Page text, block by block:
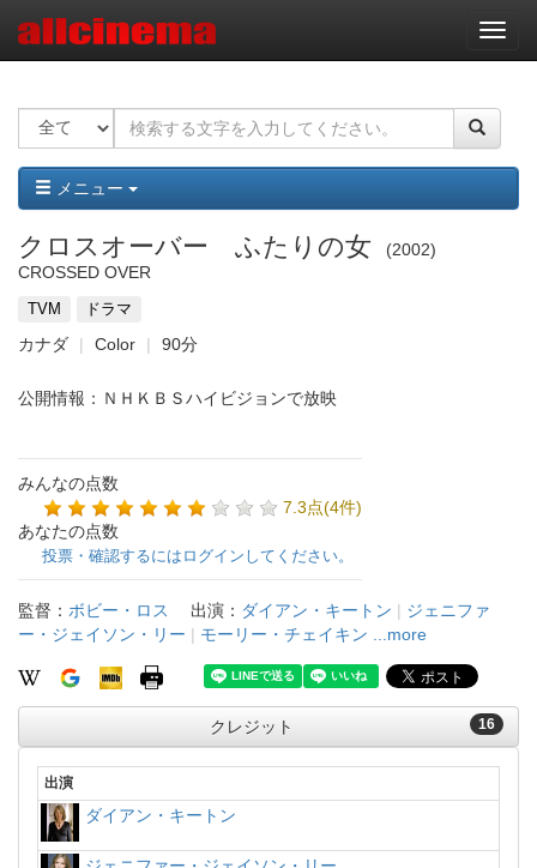
ナ
ビ
ー
ョ
ン
メニュー
クロスオーバー ふたりの女
2002
CROSSED OVER
TVM ドラマ
カナダ Color 90分
公開情報：ＮＨＫＢＳハイビジョンで放映
みんなの点数
7.3点(4件)
あなたの点数
投票・確認するにはログインしてください。
監督： ボビー・ロス 出演： ダイアン・キートン | ジェニファ
ー・ジェイソン・リー | モーリー・チェイキン ...more
16
クレジット
出演
ダイアン・キートン